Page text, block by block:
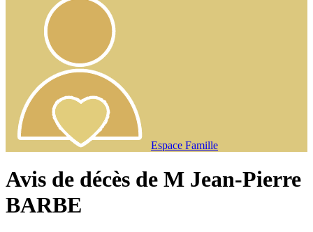
Espace Famille
Avis de décès de M Jean-Pierre
BARBE